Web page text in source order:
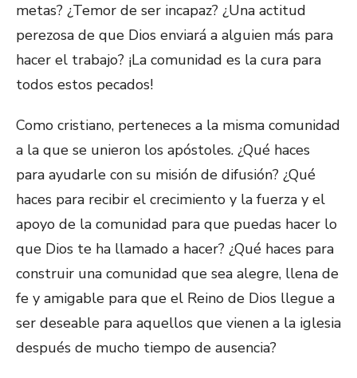
metas? ¿Temor de ser incapaz? ¿Una actitud
perezosa de que Dios enviará a alguien más para
hacer el trabajo? ¡La comunidad es la cura para
todos estos pecados!
Como cristiano, perteneces a la misma comunidad
a la que se unieron los apóstoles. ¿Qué haces
para ayudarle con su misión de difusión? ¿Qué
haces para recibir el crecimiento y la fuerza y el
apoyo de la comunidad para que puedas hacer lo
que Dios te ha llamado a hacer? ¿Qué haces para
construir una comunidad que sea alegre, llena de
fe y amigable para que el Reino de Dios llegue a
ser deseable para aquellos que vienen a la iglesia
después de mucho tiempo de ausencia?